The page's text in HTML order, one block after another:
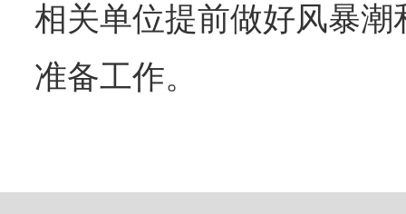
相关单位提前做好风暴
准备工作。